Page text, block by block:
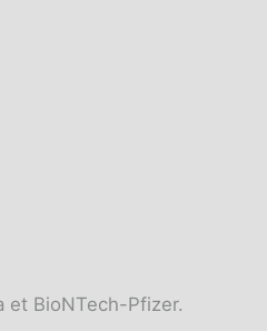
et BioNTech-Pfizer.